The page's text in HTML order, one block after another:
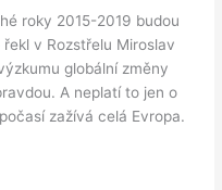
roky 2015-2019 budou
v Rozstřelu Miroslav
globální změny
A neplatí to jen o
zažívá celá Evropa.